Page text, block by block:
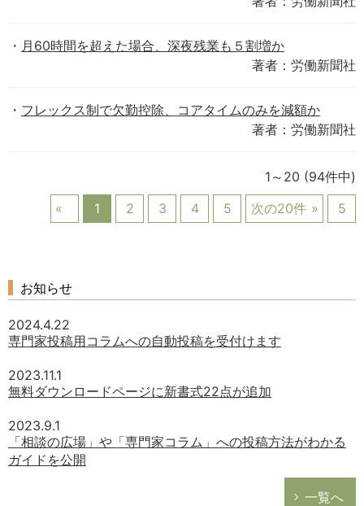
月60時間を超えた場合、深夜残業も５割増か
著者：労働新聞社
フレックス制で欠勤控除、コアタイムのみを減額か
著者：労働新聞社
1～20 (94件中)
1
2 3 4 5 次の20件 5
お知らせ
2024.4.22
専門家投稿用コラムへの自動投稿を受付けます
2023.11.1
無料ダウンロードページに新書式22点が追加
2023.9.1
「相談の広場」や「専門家コラム」への投稿方法がわかる
ガイドを公開
一覧へ